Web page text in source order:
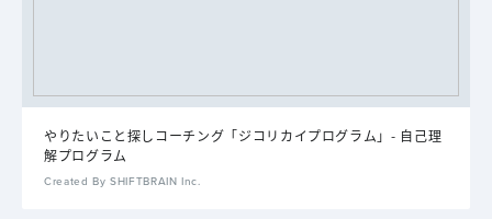
やりたいこと探しコーチング「ジコリカイプログラム」- 自己理
解プログラム
Created By SHIFTBRAIN Inc.